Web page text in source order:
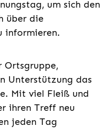
um sich den
über die
informieren.
Ortsgruppe,
Unterstützung das
Mit viel Fleiß und
ihren Treff neu
jeden Tag